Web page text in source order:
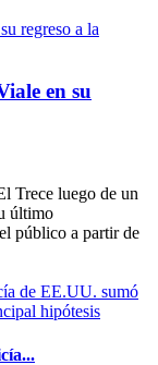
en su
Trece luego de un
último
público a partir de